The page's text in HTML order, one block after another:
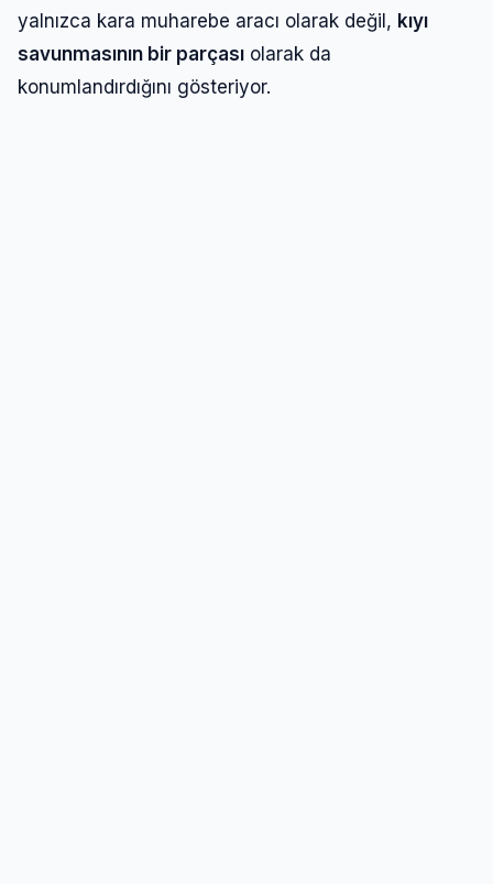
yalnızca kara muharebe aracı olarak değil, kıyı
savunmasının bir parçası olarak da
konumlandırdığını gösteriyor.